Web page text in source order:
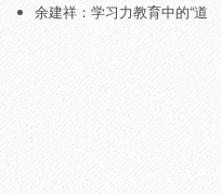
余建祥：学习力教育中的“道